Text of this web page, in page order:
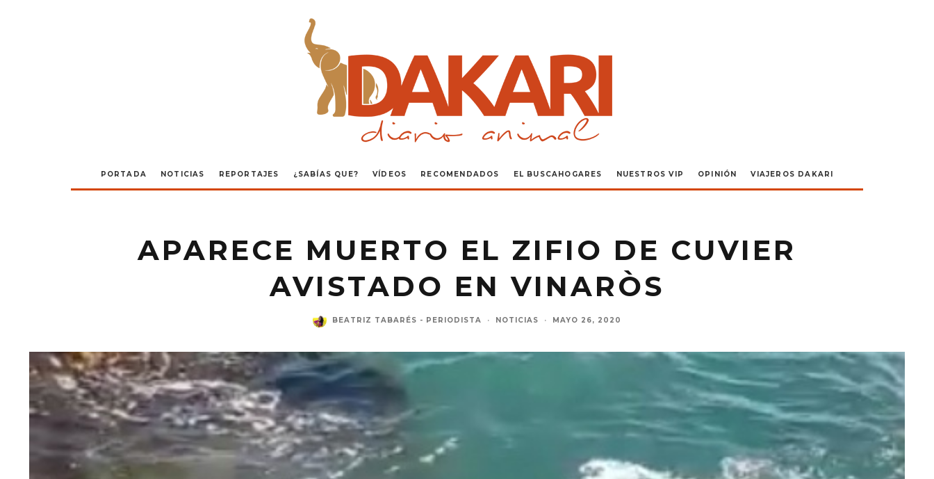
PORTADA NOTICIAS REPORTAJES ¿SABÍAS QUE? VÍDEOS RECOMENDADOS EL BUSCAHOGARES NUESTROS VIP OPINIÓN VIAJEROS DAKARI
APARECE MUERTO EL ZIFIO DE CUVIER
AVISTADO EN VINARÒS
BEATRIZ TABARÉS - PERIODISTA · NOTICIAS · MAYO 26, 2020